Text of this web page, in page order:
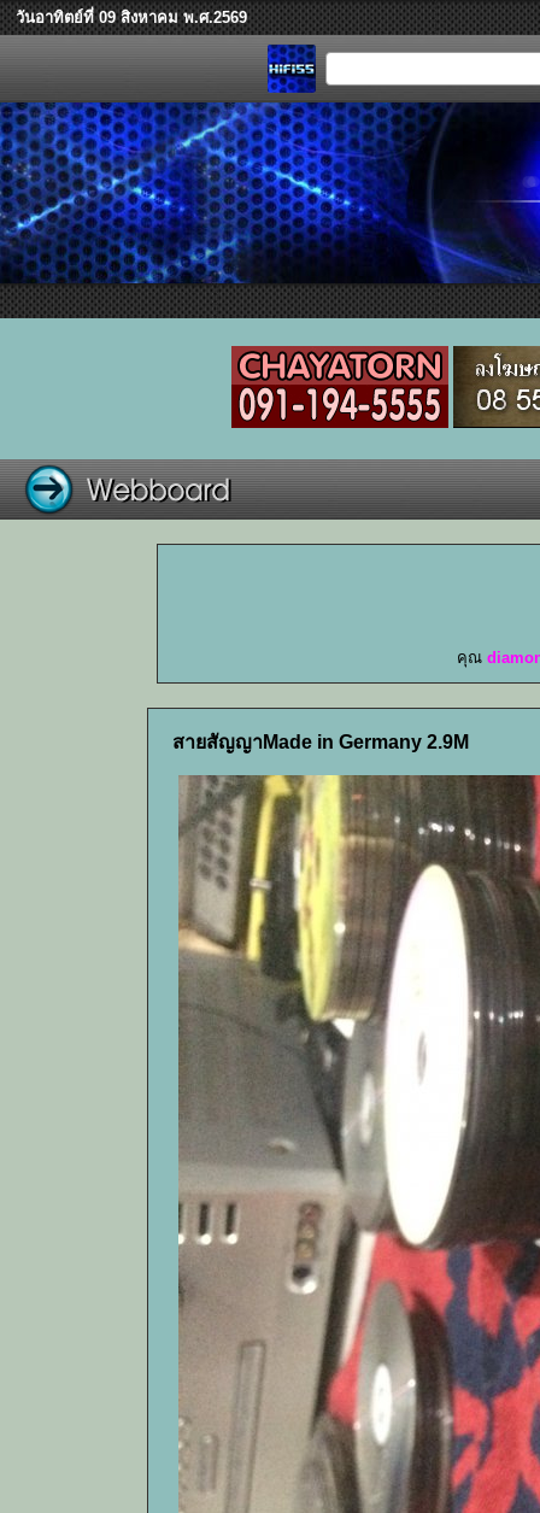
วันอาทิตย์ที่ 09 สิงหาคม พ.ศ.2569
คุณ
สายสัญญาMade in Germany 2.9M